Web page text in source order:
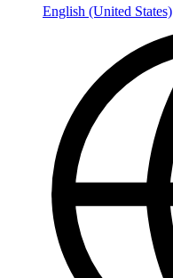
English (United States)